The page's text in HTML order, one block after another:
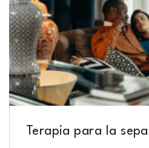
Terapia para la